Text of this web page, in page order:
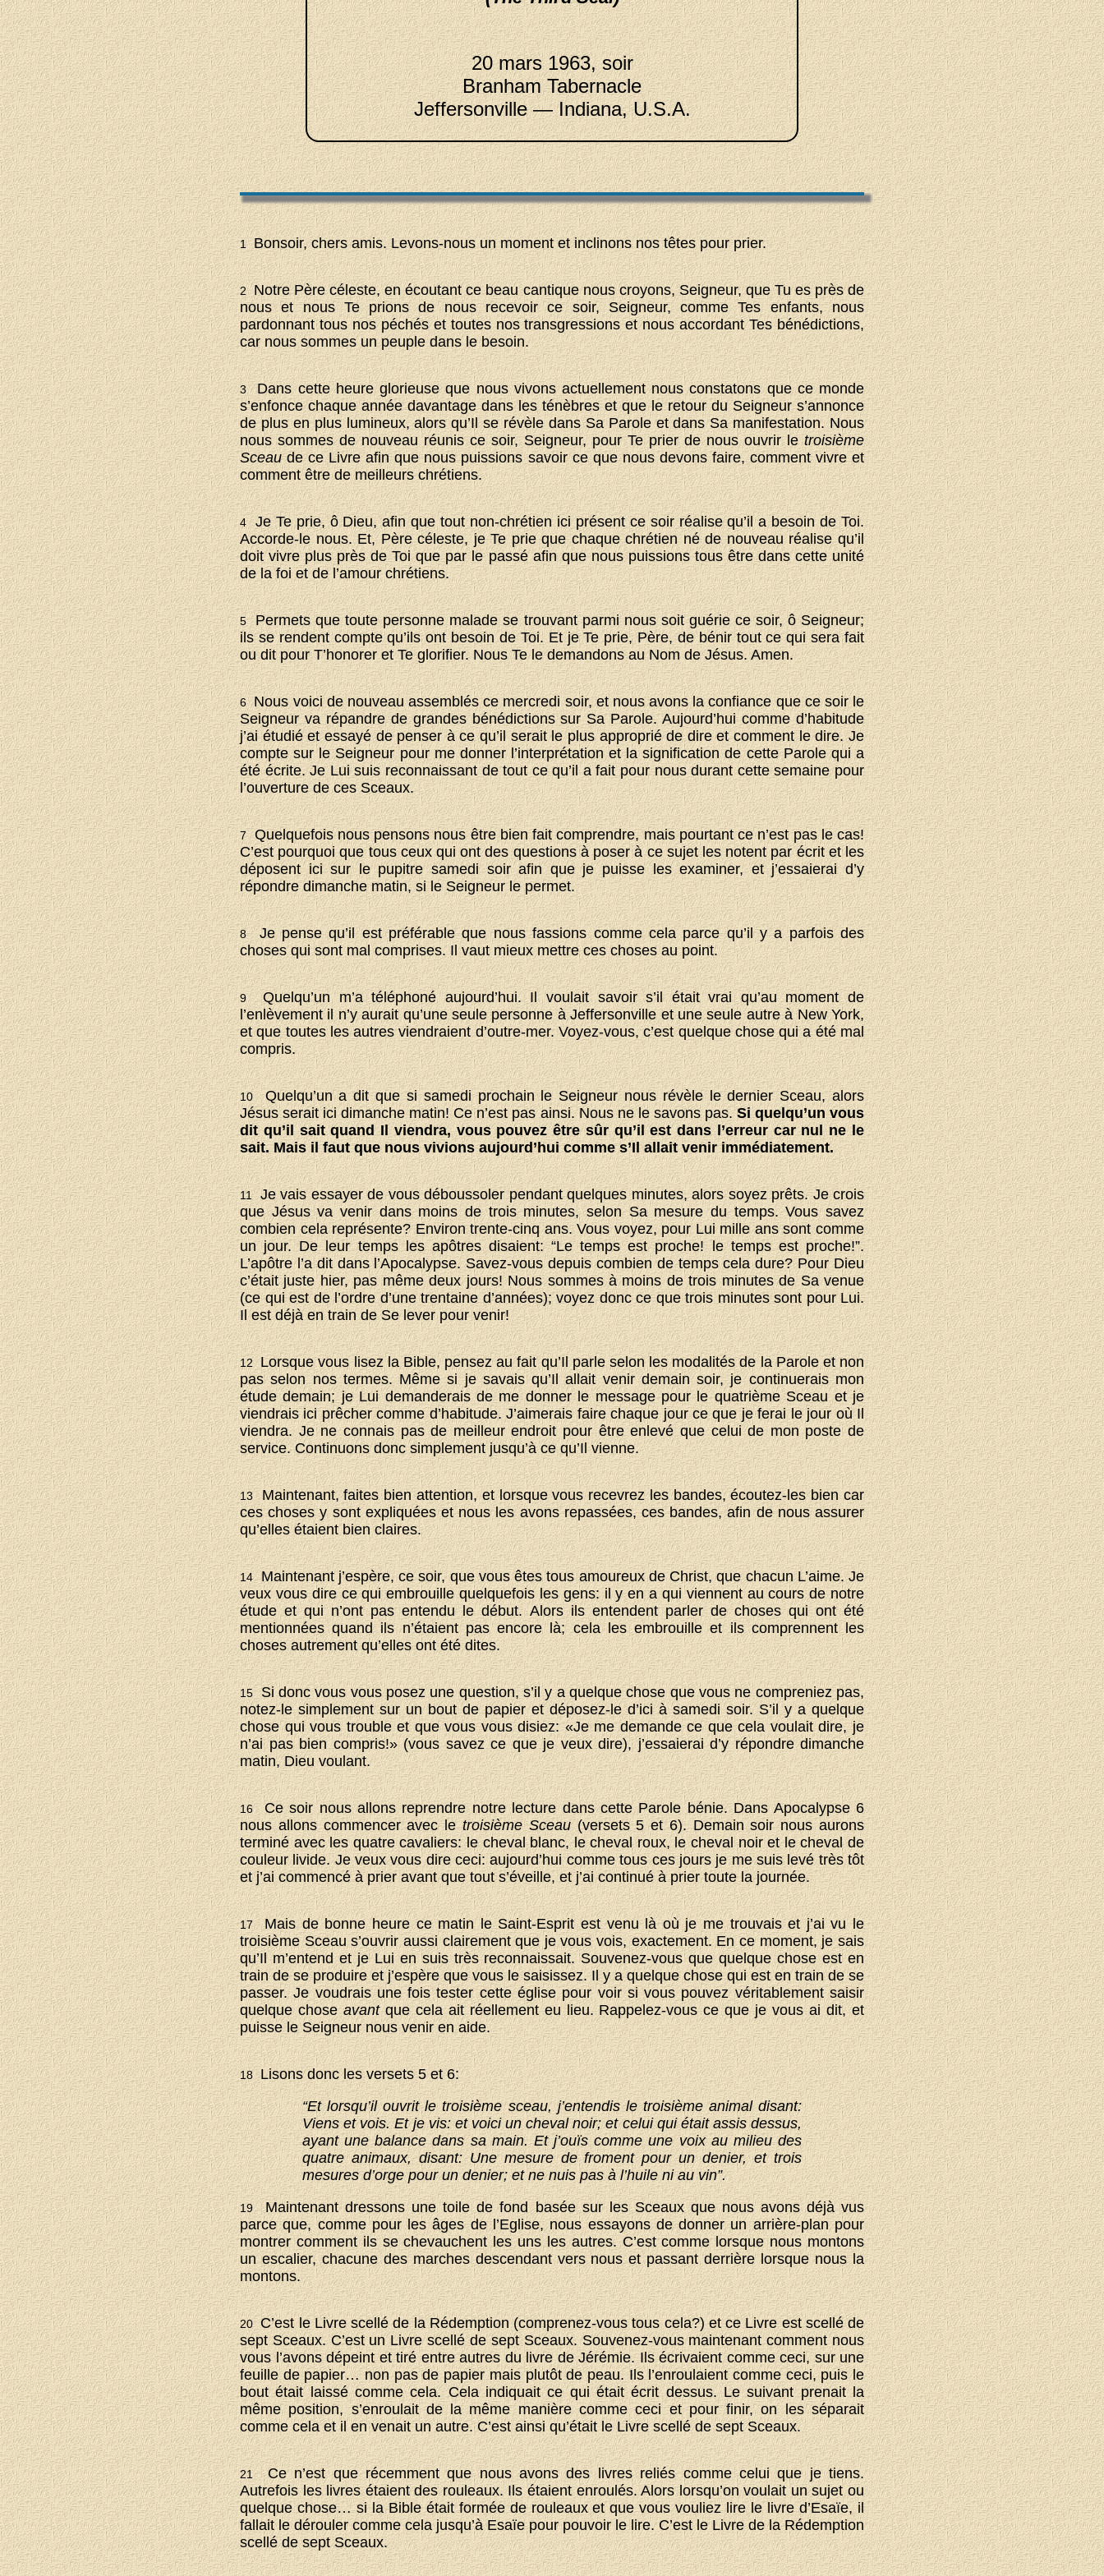
20 mars 1963, soir
Branham Tabernacle
Jeffersonville — Indiana, U.S.A.
1Bonsoir, chers amis. Levons-nous un moment et inclinons nos têtes pour prier.
2Notre Père céleste, en écoutant ce beau cantique nous croyons, Seigneur, que Tu es près de
nous et nous Te prions de nous recevoir ce soir, Seigneur, comme Tes enfants, nous
pardonnant tous nos péchés et toutes nos transgressions et nous accordant Tes bénédictions,
car nous sommes un peuple dans le besoin.
3Dans cette heure glorieuse que nous vivons actuellement nous constatons que ce monde
s’enfonce chaque année davantage dans les ténèbres et que le retour du Seigneur s’annonce
de plus en plus lumineux, alors qu’Il se révèle dans Sa Parole et dans Sa manifestation. Nous
nous sommes de nouveau réunis ce soir, Seigneur, pour Te prier de nous ouvrir letroisième
Sceaude ce Livre afin que nous puissions savoir ce que nous devons faire, comment vivre et
comment être de meilleurs chrétiens.
4Je Te prie, ô Dieu, afin que tout non-chrétien ici présent ce soir réalise qu’il a besoin de Toi.
Accorde-le nous. Et, Père céleste, je Te prie que chaque chrétien né de nouveau réalise qu’il
doit vivre plus près de Toi que par le passé afin que nous puissions tous être dans cette unité
de la foi et de l’amour chrétiens.
5Permets que toute personne malade se trouvant parmi nous soit guérie ce soir, ô Seigneur;
ils se rendent compte qu’ils ont besoin de Toi. Et je Te prie, Père, de bénir tout ce qui sera fait
ou dit pour T’honorer et Te glorifier. Nous Te le demandons au Nom de Jésus. Amen.
6Nous voici de nouveau assemblés ce mercredi soir, et nous avons la confiance que ce soir le
Seigneur va répandre de grandes bénédictions sur Sa Parole. Aujourd’hui comme d’habitude
j’ai étudié et essayé de penser à ce qu’il serait le plus approprié de dire et comment le dire. Je
compte sur le Seigneur pour me donner l’interprétation et la signification de cette Parole qui a
été écrite. Je Lui suis reconnaissant de tout ce qu’il a fait pour nous durant cette semaine pour
l’ouverture de ces Sceaux.
7Quelquefois nous pensons nous être bien fait comprendre, mais pourtant ce n’est pas le cas!
C’est pourquoi que tous ceux qui ont des questions à poser à ce sujet les notent par écrit et les
déposent ici sur le pupitre samedi soir afin que je puisse les examiner, et j’essaierai d’y
répondre dimanche matin, si le Seigneur le permet.
8Je pense qu’il est préférable que nous fassions comme cela parce qu’il y a parfois des
choses qui sont mal comprises. Il vaut mieux mettre ces choses au point.
9Quelqu’un m’a téléphoné aujourd’hui. Il voulait savoir s’il était vrai qu’au moment de
l’enlèvement il n’y aurait qu’une seule personne à Jeffersonville et une seule autre à New York,
et que toutes les autres viendraient d’outre-mer. Voyez-vous, c’est quelque chose qui a été mal
compris.
10Quelqu’un a dit que si samedi prochain le Seigneur nous révèle le dernier Sceau, alors
Jésus serait ici dimanche matin! Ce n’est pas ainsi. Nous ne le savons pas.Si quelqu’un vous
dit qu’il sait quand Il viendra, vous pouvez être sûr qu’il est dans l’erreur car nul ne le
sait. Mais il faut que nous vivions aujourd’hui comme s’Il allait venir immédiatement.
11Je vais essayer de vous déboussoler pendant quelques minutes, alors soyez prêts. Je crois
que Jésus va venir dans moins de trois minutes, selon Sa mesure du temps. Vous savez
combien cela représente? Environ trente-cinq ans. Vous voyez, pour Lui mille ans sont comme
un jour. De leur temps les apôtres disaient: “Le temps est proche! le temps est proche!”.
L’apôtre l’a dit dans l’Apocalypse. Savez-vous depuis combien de temps cela dure? Pour Dieu
c’était juste hier, pas même deux jours! Nous sommes à moins de trois minutes de Sa venue
(ce qui est de l’ordre d’une trentaine d’années); voyez donc ce que trois minutes sont pour Lui.
Il est déjà en train de Se lever pour venir!
12Lorsque vous lisez la Bible, pensez au fait qu’Il parle selon les modalités de la Parole et non
pas selon nos termes. Même si je savais qu’Il allait venir demain soir, je continuerais mon
étude demain; je Lui demanderais de me donner le message pour le quatrième Sceau et je
viendrais ici prêcher comme d’habitude. J’aimerais faire chaque jour ce que je ferai le jour où Il
viendra. Je ne connais pas de meilleur endroit pour être enlevé que celui de mon poste de
service. Continuons donc simplement jusqu’à ce qu’Il vienne.
13Maintenant, faites bien attention, et lorsque vous recevrez les bandes, écoutez-les bien car
ces choses y sont expliquées et nous les avons repassées, ces bandes, afin de nous assurer
qu’elles étaient bien claires.
14Maintenant j’espère, ce soir, que vous êtes tous amoureux de Christ, que chacun L’aime. Je
veux vous dire ce qui embrouille quelquefois les gens: il y en a qui viennent au cours de notre
étude et qui n’ont pas entendu le début. Alors ils entendent parler de choses qui ont été
mentionnées quand ils n’étaient pas encore là; cela les embrouille et ils comprennent les
choses autrement qu’elles ont été dites.
15Si donc vous vous posez une question, s’il y a quelque chose que vous ne compreniez pas,
notez-le simplement sur un bout de papier et déposez-le d’ici à samedi soir. S’il y a quelque
chose qui vous trouble et que vous vous disiez: «Je me demande ce que cela voulait dire, je
n’ai pas bien compris!» (vous savez ce que je veux dire), j’essaierai d’y répondre dimanche
matin, Dieu voulant.
16Ce soir nous allons reprendre notre lecture dans cette Parole bénie. Dans Apocalypse 6
nous allons commencer avec letroisième Sceau(versets 5 et 6). Demain soir nous aurons
terminé avec les quatre cavaliers: le cheval blanc, le cheval roux, le cheval noir et le cheval de
couleur livide. Je veux vous dire ceci: aujourd’hui comme tous ces jours je me suis levé très tôt
et j’ai commencé à prier avant que tout s’éveille, et j’ai continué à prier toute la journée.
17Mais de bonne heure ce matin le Saint-Esprit est venu là où je me trouvais et j’ai vu le
troisième Sceau s’ouvrir aussi clairement que je vous vois, exactement. En ce moment, je sais
qu’Il m’entend et je Lui en suis très reconnaissait. Souvenez-vous que quelque chose est en
train de se produire et j’espère que vous le saisissez. Il y a quelque chose qui est en train de se
passer. Je voudrais une fois tester cette église pour voir si vous pouvez véritablement saisir
quelque choseavantque cela ait réellement eu lieu. Rappelez-vous ce que je vous ai dit, et
puisse le Seigneur nous venir en aide.
18Lisons donc les versets 5 et 6:
“Et lorsqu’il ouvrit le troisième sceau, j’entendis le troisième animal disant:
Viens et vois. Et je vis: et voici un cheval noir; et celui qui était assis dessus,
ayant une balance dans sa main. Et j’ouïs comme une voix au milieu des
quatre animaux, disant: Une mesure de froment pour un denier, et trois
mesures d’orge pour un denier; et ne nuis pas à l’huile ni au vin”.
19Maintenant dressons une toile de fond basée sur les Sceaux que nous avons déjà vus
parce que, comme pour les âges de l’Eglise, nous essayons de donner un arrière-plan pour
montrer comment ils se chevauchent les uns les autres. C’est comme lorsque nous montons
un escalier, chacune des marches descendant vers nous et passant derrière lorsque nous la
montons.
20C’est le Livre scellé de la Rédemption (comprenez-vous tous cela?) et ce Livre est scellé de
sept Sceaux. C’est un Livre scellé de sept Sceaux. Souvenez-vous maintenant comment nous
vous l’avons dépeint et tiré entre autres du livre de Jérémie. Ils écrivaient comme ceci, sur une
feuille de papier… non pas de papier mais plutôt de peau. Ils l’enroulaient comme ceci, puis le
bout était laissé comme cela. Cela indiquait ce qui était écrit dessus. Le suivant prenait la
même position, s’enroulait de la même manière comme ceci et pour finir, on les séparait
comme cela et il en venait un autre. C’est ainsi qu’était le Livre scellé de sept Sceaux.
21Ce n’est que récemment que nous avons des livres reliés comme celui que je tiens.
Autrefois les livres étaient des rouleaux. Ils étaient enroulés. Alors lorsqu’on voulait un sujet ou
quelque chose… si la Bible était formée de rouleaux et que vous vouliez lire le livre d’Esaïe, il
fallait le dérouler comme cela jusqu’à Esaïe pour pouvoir le lire. C’est le Livre de la Rédemption
scellé de sept Sceaux.